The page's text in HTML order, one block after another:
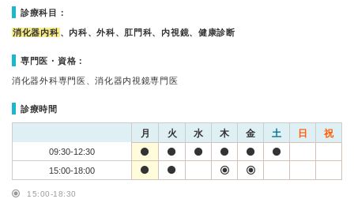
診療科目：
消化器内科 、内科、外科、肛門科、内視鏡、健康診断
専門医・資格：
消化器外科専門医、消化器内視鏡専門医
診療時間
月 火 水 木 金 土 日 祝
09:30-12:30
15:00-18:00
15:00-18:30